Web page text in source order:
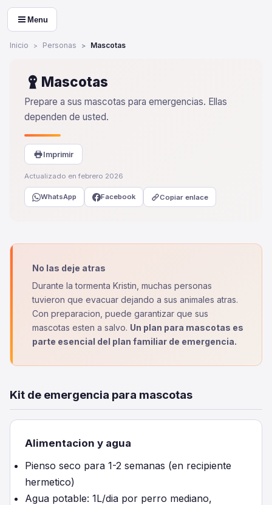
Menu
Inicio Personas Mascotas
Mascotas
Prepare a sus mascotas para emergencias. Ellas
dependen de usted.
Imprimir
Actualizado en febrero 2026
WhatsApp Facebook Copiar enlace
No las deje atras
Durante la tormenta Kristin, muchas personas
tuvieron que evacuar dejando a sus animales atras.
Con preparacion, puede garantizar que sus
mascotas esten a salvo. Un plan para mascotas es
parte esencial del plan familiar de emergencia.
Kit de emergencia para mascotas
Alimentacion y agua
Pienso seco para 1-2 semanas (en recipiente
hermetico)
Agua potable: 1L/dia por perro mediano,